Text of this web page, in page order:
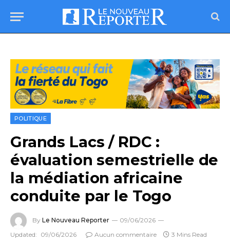
POLITIQUE
Grands Lacs / RDC :
évaluation semestrielle de
la médiation africaine
conduite par le Togo
By Le Nouveau Reporter
09/06/2026
Updated: 09/06/2026 Aucun commentaire 3 Mins Read